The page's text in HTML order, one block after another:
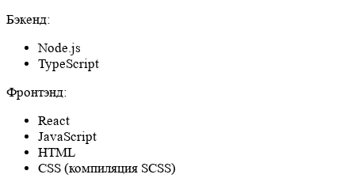
Бэкенд:
Node.js
TypeScript
Фронтэнд:
React
JavaScript
HTML
CSS (компиляция SCSS)